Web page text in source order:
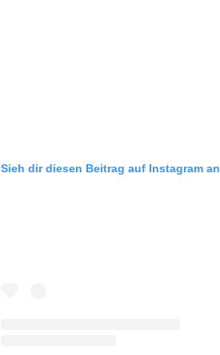
Sieh dir diesen Beitrag auf Instagram an